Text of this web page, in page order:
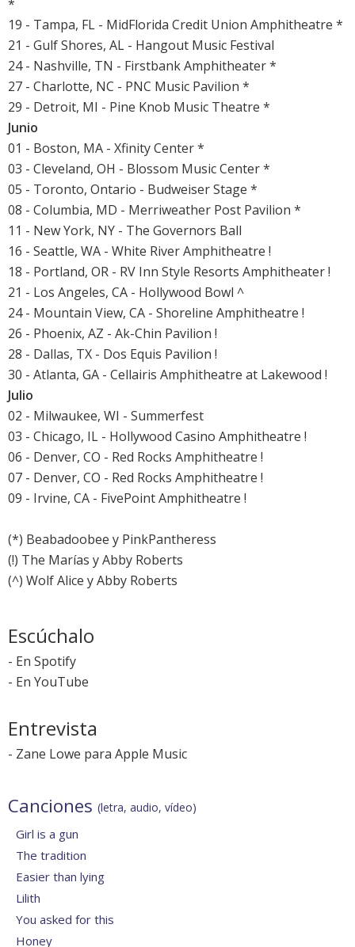
*
19 - Tampa, FL - MidFlorida Credit Union Amphitheatre *
21 - Gulf Shores, AL - Hangout Music Festival
24 - Nashville, TN - Firstbank Amphitheater *
27 - Charlotte, NC - PNC Music Pavilion *
29 - Detroit, MI - Pine Knob Music Theatre *
Junio
01 - Boston, MA - Xfinity Center *
03 - Cleveland, OH - Blossom Music Center *
05 - Toronto, Ontario - Budweiser Stage *
08 - Columbia, MD - Merriweather Post Pavilion *
11 - New York, NY - The Governors Ball
16 - Seattle, WA - White River Amphitheatre !
18 - Portland, OR - RV Inn Style Resorts Amphitheater !
21 - Los Angeles, CA - Hollywood Bowl ^
24 - Mountain View, CA - Shoreline Amphitheatre !
26 - Phoenix, AZ - Ak-Chin Pavilion !
28 - Dallas, TX - Dos Equis Pavilion !
30 - Atlanta, GA - Cellairis Amphitheatre at Lakewood !
Julio
02 - Milwaukee, WI - Summerfest
03 - Chicago, IL - Hollywood Casino Amphitheatre !
06 - Denver, CO - Red Rocks Amphitheatre !
07 - Denver, CO - Red Rocks Amphitheatre !
09 - Irvine, CA - FivePoint Amphitheatre !
(*) Beabadoobee y PinkPantheress
(!) The Marías y Abby Roberts
(^) Wolf Alice y Abby Roberts
Escúchalo
- En Spotify
- En YouTube
Entrevista
- Zane Lowe para Apple Music
Canciones (letra, audio, vídeo)
Girl is a gun
The tradition
Easier than lying
Lilith
You asked for this
Honey